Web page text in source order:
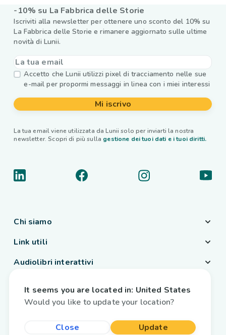
-10% su La Fabbrica delle Storie
Iscriviti alla newsletter per ottenere uno sconto del 10% su
La Fabbrica delle Storie e rimanere aggiornato sulle ultime
novità di Lunii.
Accetto che Lunii utilizzi pixel di tracciamento nelle sue
e-mail per propormi messaggi in linea con i miei interessi
Mi iscrivo
La tua email viene utilizzata da Lunii solo per inviarti la nostra
newsletter. Scopri di più sulla gestione dei tuoi dati e i tuoi diritti.
Chi siamo
Link utili
Audiolibri interattivi
Italia / Italiano
It seems you are located in: United States
Would you like to update your location?
Close Update